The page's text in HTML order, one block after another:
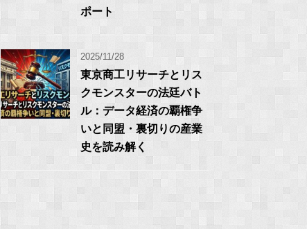
ポート
2025/11/28
東京商工リサーチとリス
クモンスターの法廷バト
ル：データ経済の覇権争
いと同盟・裏切りの産業
史を読み解く